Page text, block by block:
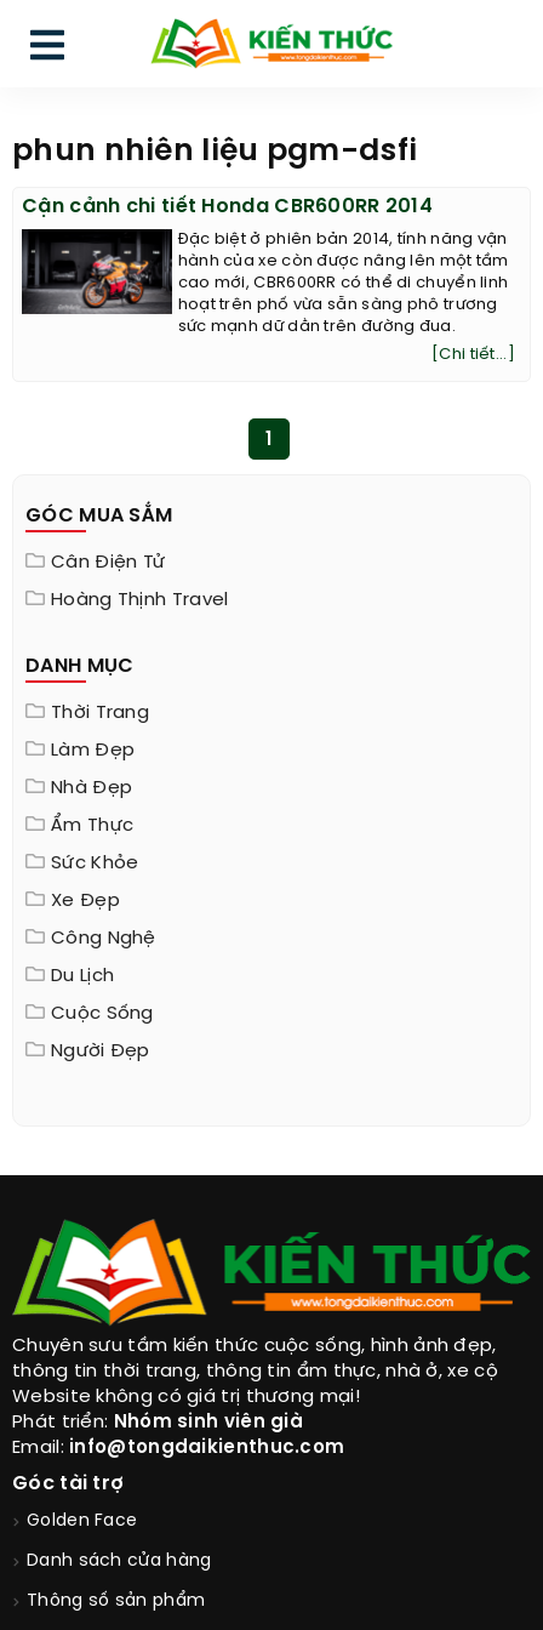
phun nhiên liệu pgm-dsfi
Cận cảnh chi tiết Honda CBR600RR 2014
Đặc biệt ở phiên bản 2014, tính năng vận
hành của xe còn được nâng lên một tầm
cao mới, CBR600RR có thể di chuyển linh
hoạt trên phố vừa sẵn sàng phô trương
sức mạnh dữ dằn trên đường đua.
[Chi tiết...]
GÓC MUA SẮM
Cân Điện Tử
Hoàng Thịnh Travel
DANH MỤC
Thời Trang
Làm Đẹp
Nhà Đẹp
Ẩm Thực
Sức Khỏe
Xe Đẹp
Công Nghệ
Du Lịch
Cuộc Sống
Người Đẹp
Chuyên sưu tầm kiến thức cuộc sống, hình ảnh đẹp,
thông tin thời trang, thông tin ẩm thực, nhà ở, xe cộ
Website không có giá trị thương mại!
Phát triển: Nhóm sinh viên già
Email: info@tongdaikienthuc.com
Góc tài trợ
Golden Face
Danh sách cửa hàng
Thông số sản phẩm